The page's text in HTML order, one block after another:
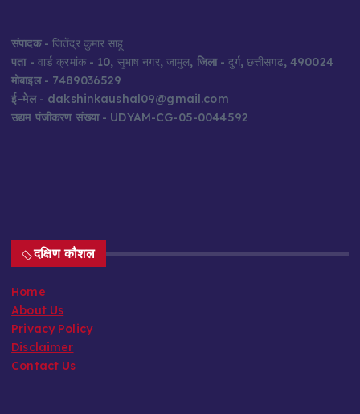
संपादक- जितेंद्र कुमार साहू
पता- वार्ड क्रमांक - 10, सुभाष नगर, जामुल, जिला- दुर्ग, छत्तीसगढ, 490024
मोबाइल- 7489036529
ई-मेल- dakshinkaushal09@gmail.com
उद्यम पंजीकरण संख्या- UDYAM-CG-05-0044592
दक्षिण कौशल
Home
About Us
Privacy Policy
Disclaimer
Contact Us